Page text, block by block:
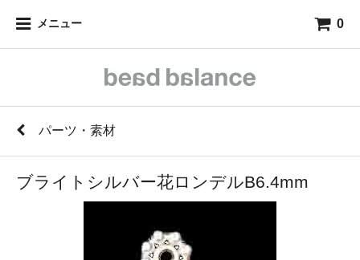
メニュー 0
パーツ・素材
ブライトシルバー花ロンデルB6.4mm